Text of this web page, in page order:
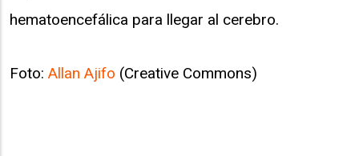
hematoencefálica para llegar al cerebro.
Foto: Allan Ajifo (Creative Commons)